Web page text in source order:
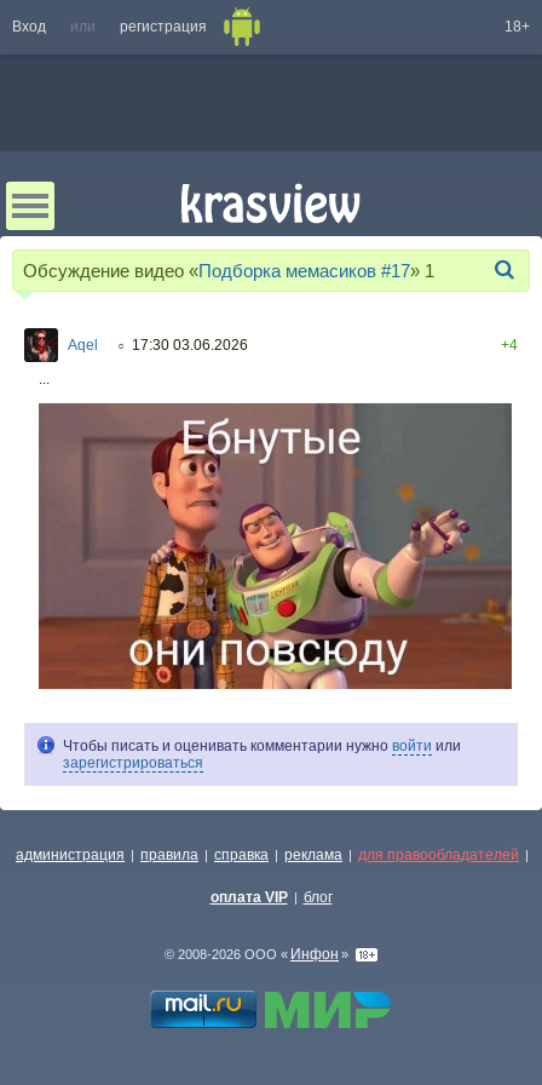
Вход или регистрация 18+
Обсуждение видео «Подборка мемасиков #17» 1
Aqel ○ 17:30 03.06.2026
+4
...
Чтобы писать и оценивать комментарии нужно войти или
зарегистрироваться
администрация | правила | справка | реклама | для правообладателей |
оплата VIP | блог
© 2008-2026 ООО « Инфон »